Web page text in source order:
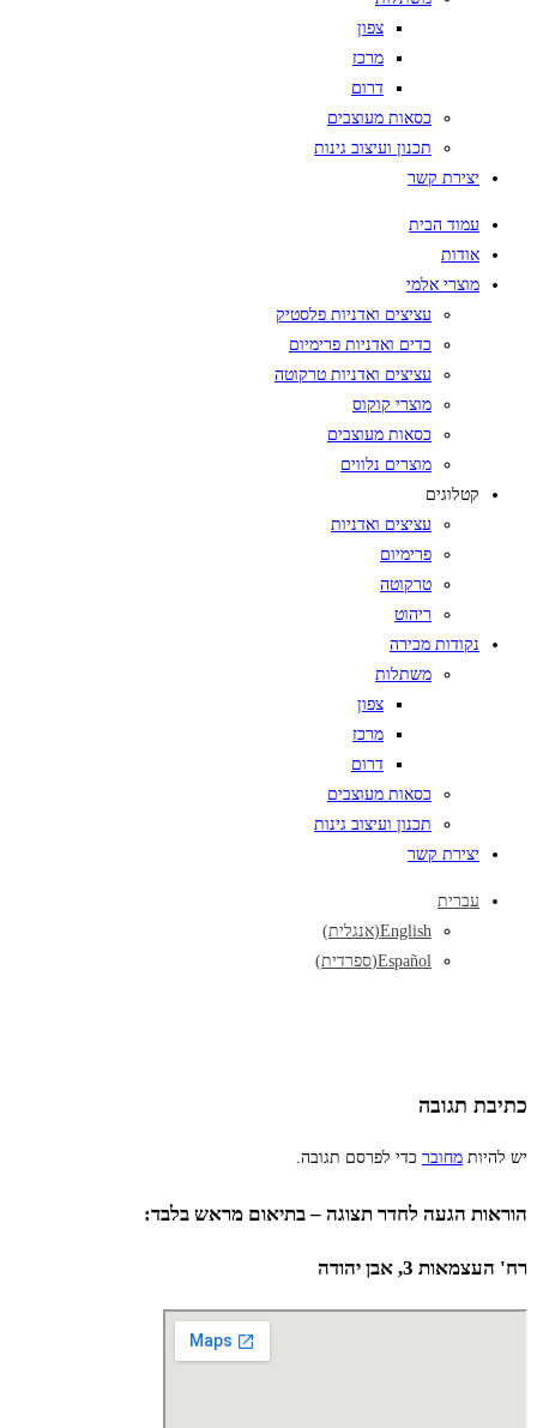
צפון
מרכז
דרום
כסאות מעוצבים
תכנון ועיצוב גינות
יצירת קשר
עמוד הבית
אודות
מוצרי אלמי
עציצים ואדניות פלסטיק
כדים ואדניות פרימיום
עציצים ואדניות טרקוטה
מוצרי קוקוס
כסאות מעוצבים
מוצרים נלווים
קטלוגים
עציצים ואדניות
פרימיום
טרקוטה
ריהוט
נקודות מכירה
משתלות
צפון
מרכז
דרום
כסאות מעוצבים
תכנון ועיצוב גינות
יצירת קשר
עברית
English
(אנגלית)
Español
(ספרדית)
כתיבת תגובה
יש להיות מחובר כדי לפרסם תגובה.
הוראות הגעה לחדר תצוגה – בתיאום מראש בלבד:
רח' העצמאות 3, אבן יהודה